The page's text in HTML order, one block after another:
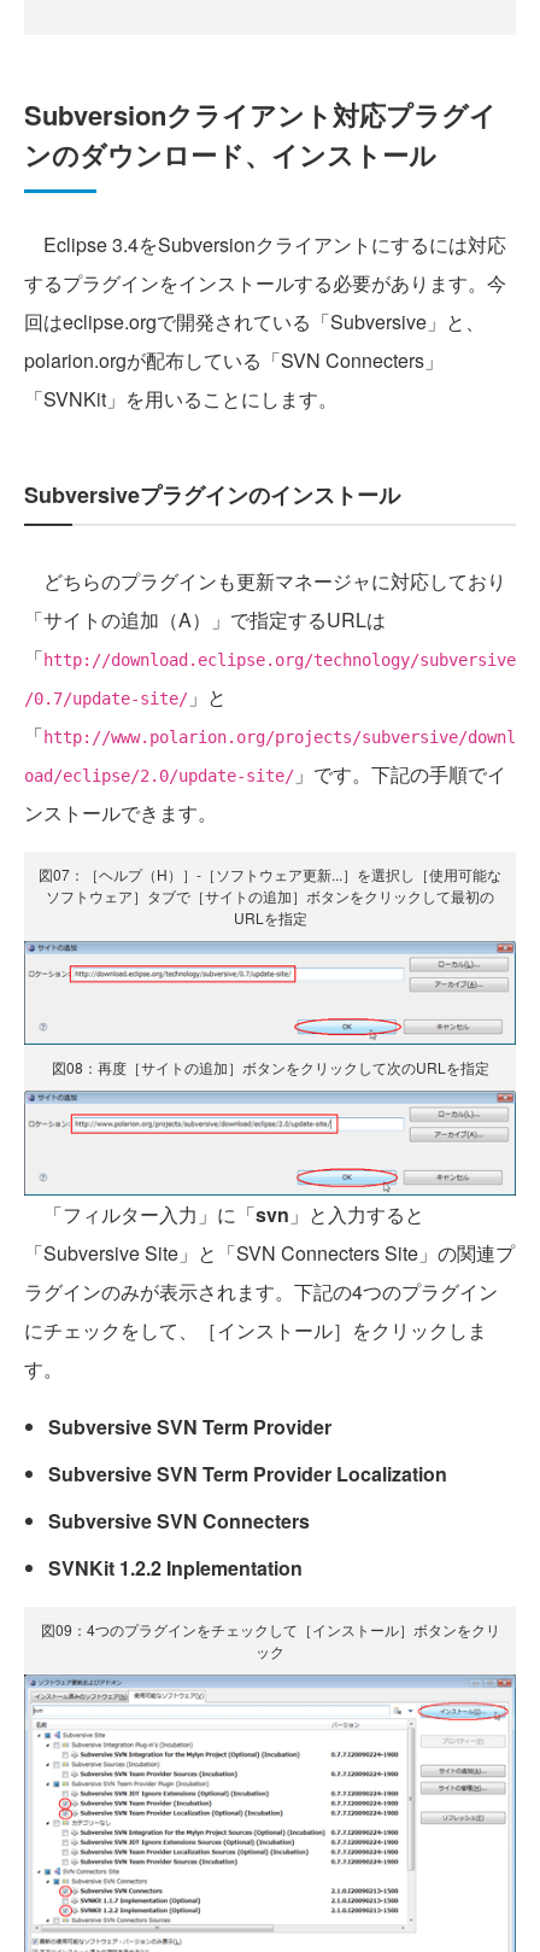
Subversionクライアント対応プラグイ
ンのダウンロード、インストール
Eclipse 3.4をSubversionクライアントにするには対応
するプラグインをインストールする必要があります。今
回はeclipse.orgで開発されている「Subversive」と、
polarion.orgが配布している「SVN Connecters」
「SVNKit」を用いることにします。
Subversiveプラグインのインストール
どちらのプラグインも更新マネージャに対応しており
「サイトの追加（A）」で指定するURLは
「http://download.eclipse.org/technology/subversive
/0.7/update-site/ 」と
「http://www.polarion.org/projects/subversive/downl
oad/eclipse/2.0/update-site/ 」です。下記の手順でイ
ンストールできます。
図07：［ヘルプ（H）］-［ソフトウェア更新...］を選択し［使用可能な
ソフトウェア］タブで［サイトの追加］ボタンをクリックして最初の
URLを指定
図08：再度［サイトの追加］ボタンをクリックして次のURLを指定
「フィルター入力」に「svn 」と入力すると
「Subversive Site」と「SVN Connecters Site」の関連プ
ラグインのみが表示されます。下記の4つのプラグイン
にチェックをして、［インストール］をクリックしま
す。
Subversive SVN Term Provider
Subversive SVN Term Provider Localization
Subversive SVN Connecters
SVNKit 1.2.2 Inplementation
図09：4つのプラグインをチェックして［インストール］ボタンをクリ
ック